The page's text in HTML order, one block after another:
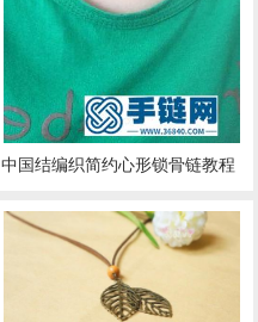
中国结编织简约心形锁骨链教程